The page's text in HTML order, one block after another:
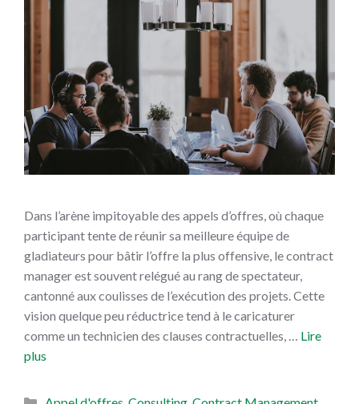
Dans l’arène impitoyable des appels d’offres, où chaque
participant tente de réunir sa meilleure équipe de
gladiateurs pour bâtir l’offre la plus offensive, le contract
manager est souvent relégué au rang de spectateur,
cantonné aux coulisses de l’exécution des projets. Cette
vision quelque peu réductrice tend à le caricaturer
comme un technicien des clauses contractuelles, … Lire
plus
Catégories